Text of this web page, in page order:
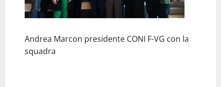
Andrea Marcon presidente CONI F-VG con la
squadra